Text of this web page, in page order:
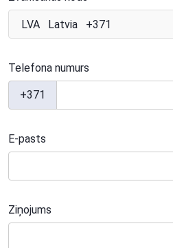
LVA Latvia +371
Telefona numurs
+371
E-pasts
Ziņojums